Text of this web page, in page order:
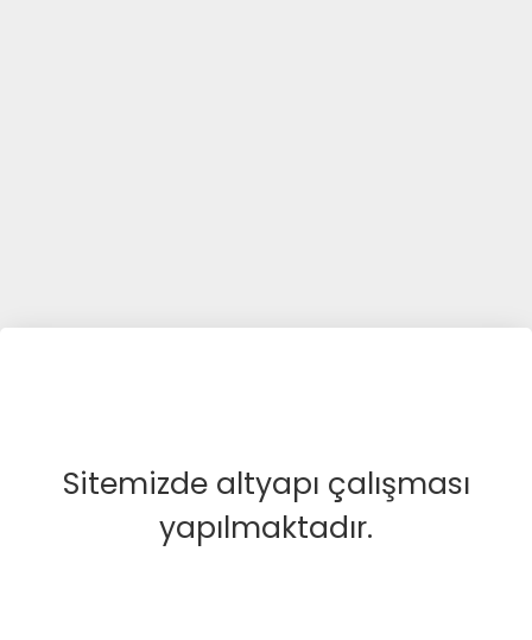
Sitemizde altyapı çalışması
yapılmaktadır.